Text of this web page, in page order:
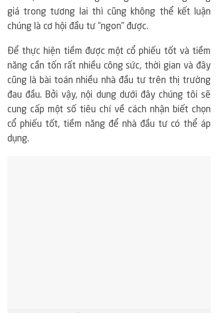
giá trong tương lai thì cũng không thể kết luận
chúng là cơ hội đầu tư “ngon” được.
Để thực hiện tiềm được một cổ phiếu tốt và tiềm
năng cần tốn rất nhiều công sức, thời gian và đây
cũng là bài toán nhiều nhà đầu tư trên thị trường
đau đầu. Bởi vậy, nội dung dưới đây chúng tôi sẽ
cung cấp một số tiêu chí về cách nhận biết chọn
cổ phiếu tốt, tiềm năng để nhà đầu tư có thể áp
dụng.